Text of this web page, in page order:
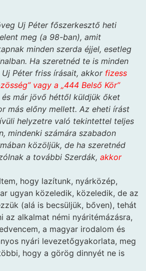
Uj Péter főszerkesztő heti
meg (a 98-ban), amit
minden szerda éjjel, esetleg
Ha szeretnéd te is minden
Péter friss írásait, akkor fizess
vagy a „444 Belső Kör”
és már jövő héttől küldjük őket
más előny mellett. Az eheti írást
helyzetre való tekintettel teljes
mindenki számára szabadon
közöljük, de ha szeretnéd
a további Szerdák, akkor
hogy lazítunk, nyárközép,
ugyan közeledik, közeledik, de az
(alá is becsüljük, bőven), tehát
az alkalmat némi nyáritémázásra,
a magyar irodalom és
nyári levezetőgyakorlata, meg
hogy a görög dinnyét ne is